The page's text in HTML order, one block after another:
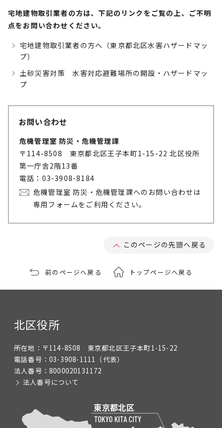
宅地建物取引業者の方は、下記のリンクをご覧の上、ご不明
点をお問い合わせください。
宅地建物取引業者の方へ（東京都北区水害ハザードマッ
プ）
土砂災害対策 水害対応避難場所の開設・ハザードマッ
プ
お問い合わせ
危機管理室 防災・危機管理課
〒114-8508 東京都北区王子本町1-15-22 北区役所
第一庁舎2階13番
電話：03-3908-8184
危機管理室 防災・危機管理課へのお問い合わせは
専用フォームをご利用ください。
このページの先頭へ戻る
前のページへ戻る トップページへ戻る
北区役所
所在地： 〒114-8508 東京都北区王子本町1-15-22
電話番号： 03-3908-1111 （代表）
法人番号： 8000020131172
法人番号について